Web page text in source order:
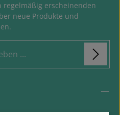
erscheinenden
neue Produkte und
Felder sind